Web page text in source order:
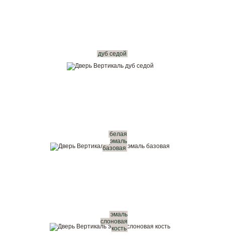
дуб седой
белая
эмаль
базовая
эмаль
слоновая
кость